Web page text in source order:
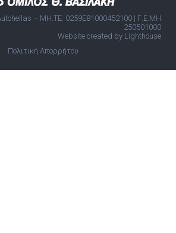
– ΜΗ.ΤΕ. 0259E81000452100 | Γ.Ε.ΜΗ
250501000
Website created by Lighthouse
Πολιτική Απορρήτου